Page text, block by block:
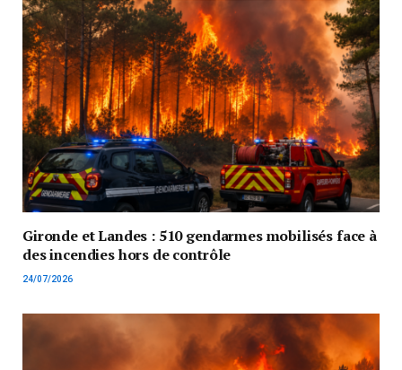
Gironde et Landes : 510 gendarmes mobilisés face à
des incendies hors de contrôle
24/07/2026